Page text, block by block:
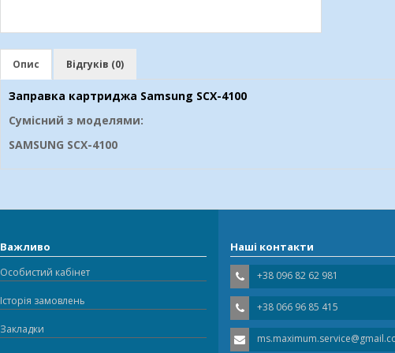
Опис Відгуків (0)
Заправка картриджа Samsung SCX-4100
Сумісний з моделями:
SAMSUNG SCX-4100
Важливо
Особистий кабінет
Історія замовлень
Закладки
Наші контакти
+38 096 82 62 981
+38 066 96 85 415